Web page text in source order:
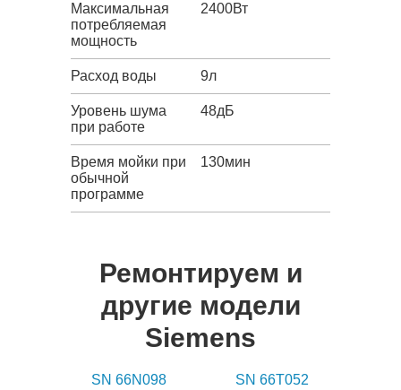
Максимальная
потребляемая
мощность
2400Вт
Расход воды 9л
Уровень шума
при работе
48дБ
Время мойки при
обычной
программе
130мин
Ремонтируем и
другие модели
Siemens
SN 66N098
SN 66T052